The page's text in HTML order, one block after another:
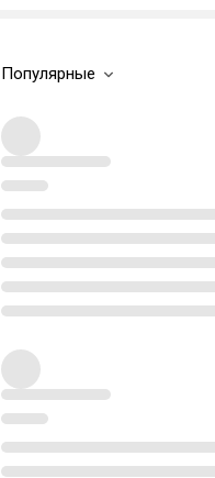
Популярные